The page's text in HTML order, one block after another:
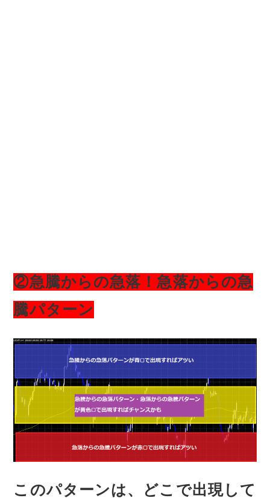
②急騰からの急落！急落からの急
騰パターン
このパターンは、どこで出現して